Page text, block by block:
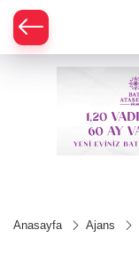
Anasayfa Ajans